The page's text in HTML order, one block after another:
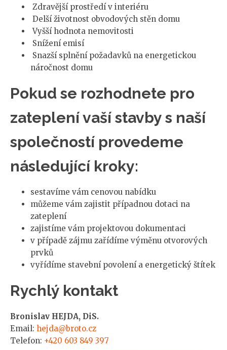
Zdravější prostředí v interiéru
Delší životnost obvodových stěn domu
Vyšší hodnota nemovitosti
Snížení emisí
Snazší splnění požadavků na energetickou
náročnost domu
Pokud se rozhodnete pro
zateplení vaší stavby s naší
společností provedeme
následující kroky:
sestavíme vám cenovou nabídku
můžeme vám zajistit případnou dotaci na
zateplení
zajistíme vám projektovou dokumentaci
v případě zájmu zařídíme výměnu otvorových
prvků
vyřídíme stavební povolení a energetický štítek
Rychlý kontakt
Bronislav HEJDA, DiS.
Email: hejda@broto.cz
Telefon: +420 603 849 397